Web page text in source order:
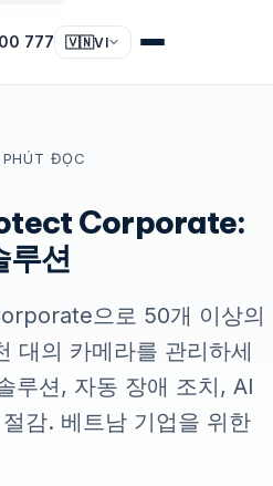
777 🇻🇳VI
ĐỌC
Corporate:
루션
으로 50개 이상의
대의 카메라를 관리하세
루션, 자동 장애 조치, AI
감. 베트남 기업을 위한